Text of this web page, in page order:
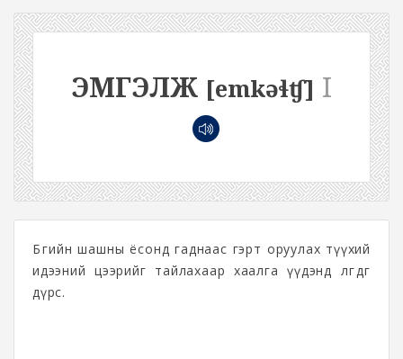
ЭМГЭЛЖ [emkəɬʧ] I
Бөөгийн шашны ёсонд гаднаас гэрт оруулах түүхий
идээний цээрийг тайлахаар хаалга үүдэнд өлгөдөг
дүрс.